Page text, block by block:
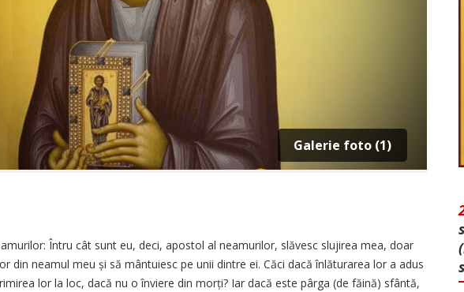
Galerie foto (1)
Întru cât sunt eu, deci, apostol al neamurilor, slăvesc slujirea mea, doar
din neamul meu și să mântuiesc pe unii dintre ei. Căci dacă înlăturarea lor a adus
lor la loc, dacă nu o înviere din morți? Iar dacă este pârga (de făină) sfântă,